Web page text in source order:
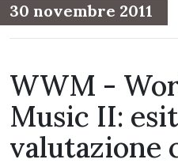
30 novembre 2011
WWM -
Music II:
valutazione